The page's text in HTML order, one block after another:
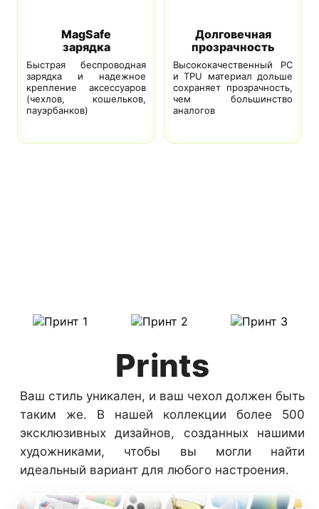
MagSafe
зарядка
Быстрая беспроводная
зарядка и надежное
крепление аксессуаров
(чехлов, кошельков,
пауэрбанков)
Долговечная
прозрачность
Высококачественный PC
и TPU материал дольше
сохраняет прозрачность,
чем большинство
аналогов
Prints
Ваш стиль уникален, и ваш чехол должен быть
таким же. В нашей коллекции более 500
эксклюзивных дизайнов, созданных нашими
художниками, чтобы вы могли найти
идеальный вариант для любого настроения.